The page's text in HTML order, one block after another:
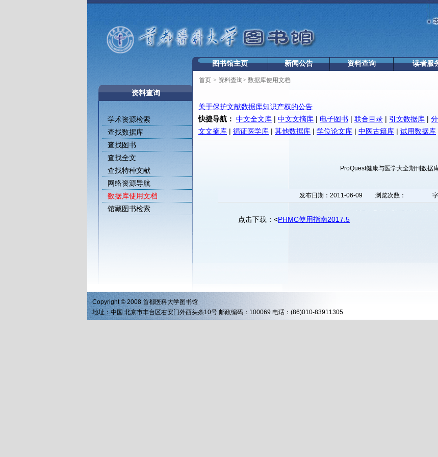
资料查询
学术资源检索
查找数据库
查找图书
查找全文
查找特种文献
网络资源导航
数据库使用文档
馆藏图书检索
图书馆主页 新闻公告 资料查询 读者服
首页 > 资料查询> 数据库使用文档
关于保护文献数据库知识产权的公告
快捷导航： 中文全文库 | 中文文摘库 | 电子图书 | 联合目录 | 引文数据库 |
文文摘库 | 循证医学库 | 其他数据库 | 学位论文库 | 中医古籍库 | 试用数据库
ProQuest健康与医学大全期刊数据
发布日期：2011-06-09 浏览次数：
点击下载： <PHMC使用指南2017.5
Copyright © 2008 首都医科大学图书馆
地址：中国 北京市丰台区右安门外西头条10号 邮政编码：100069 电话：(86)010-83911305